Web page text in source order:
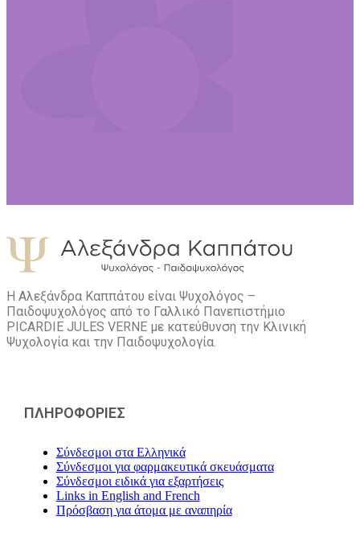
Η Αλεξάνδρα Καππάτου είναι Ψυχολόγος –
Παιδοψυχολόγος από το Γαλλικό Πανεπιστήμιο
PICARDIE JULES VERNE με κατεύθυνση την Kλινική
Ψυχολογία και την Παιδοψυχολογία.
ΠΛΗΡΟΦΟΡΙΕΣ
Σύνδεσμοι στα Ελληνικά
Σύνδεσμοι για φαρμακευτικά σκευάσματα
Σύνδεσμοι ειδικά για εξαρτήσεις
Links in English and French
Πρόσβαση για άτομα με αναπηρία